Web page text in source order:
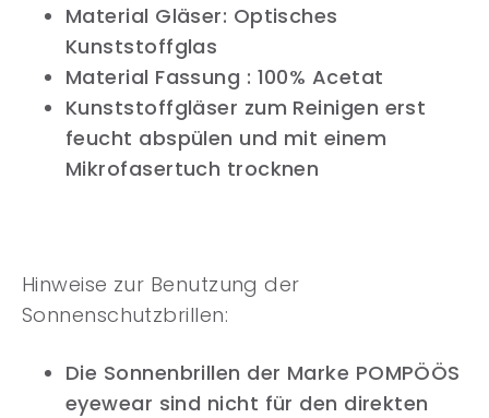
Material Gläser: Optisches
Kunststoffglas
Material Fassung : 100% Acetat
Kunststoffgläser zum Reinigen erst
feucht abspülen und mit einem
Mikrofasertuch trocknen
Hinweise zur Benutzung der
Sonnenschutzbrillen:
Die Sonnenbrillen der Marke POMPÖÖS
eyewear sind nicht für den direkten